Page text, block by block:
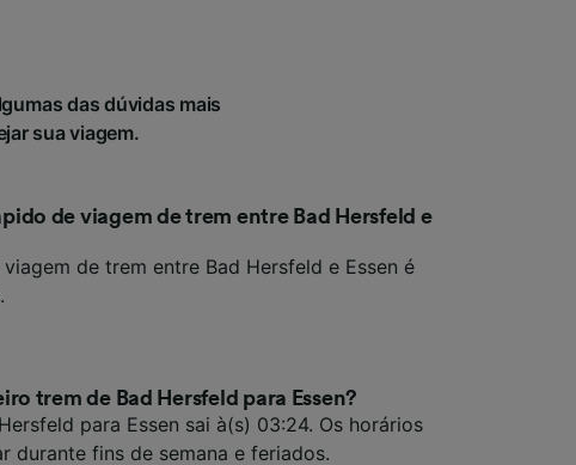
das dúvidas mais
sua viagem.
de viagem de trem entre Bad Hersfeld e
de trem entre Bad Hersfeld e Essen é
trem de Bad Hersfeld para Essen?
para Essen sai à(s) 03:24. Os horários
durante fins de semana e feriados.